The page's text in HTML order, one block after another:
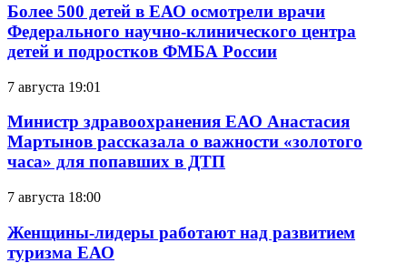
Более 500 детей в ЕАО осмотрели врачи
Федерального научно-клинического центра
детей и подростков ФМБА России
7 августа 19:01
Министр здравоохранения ЕАО Анастасия
Мартынов рассказала о важности «золотого
часа» для попавших в ДТП
7 августа 18:00
Женщины-лидеры работают над развитием
туризма ЕАО